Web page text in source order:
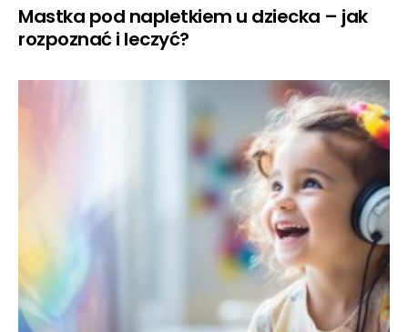
Mastka pod napletkiem u dziecka – jak
rozpoznać i leczyć?